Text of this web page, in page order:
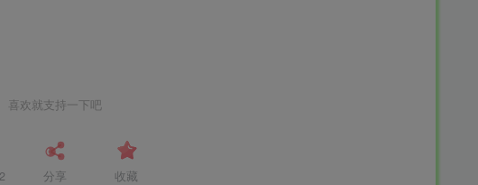
喜欢就支持一下吧
分享 收藏